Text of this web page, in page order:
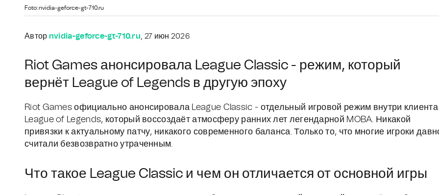
Foto: nvidia-geforce-gt-710.ru
Автор nvidia-geforce-gt-710.ru, 27 июн 2026
Riot Games анонсировала League Classic - режим, который
вернёт League of Legends в другую эпоху
Riot Games официально анонсировала League Classic - отдельный игровой режим внутри клиента
League of Legends, который воссоздаёт атмосферу ранних лет легендарной MOBA. Никакой
привязки к актуальному патчу, никакого современного баланса. Только то, что многие игроки
считали безвозвратно утраченным.
Что такое League Classic и чем он отличается от основной игры